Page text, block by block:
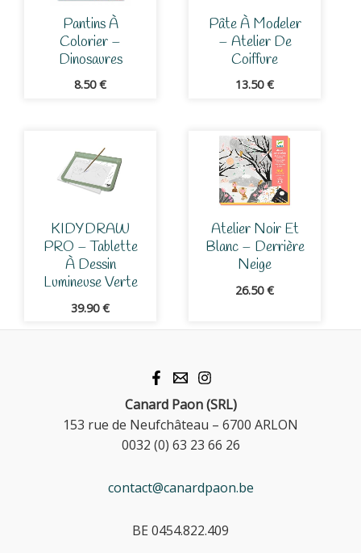
Pantins À
Colorier –
Dinosaures
8.50€
Pâte À Modeler
– Atelier De
Coiffure
13.50€
KIDYDRAW
PRO – Tablette
À Dessin
Lumineuse Verte
39.90€
Atelier Noir Et
Blanc – Derrière
Neige
26.50€
Canard Paon (SRL)
153 rue de Neufchâteau – 6700 ARLON
0032 (0) 63 23 66 26
contact@canardpaon.be
BE 0454.822.409